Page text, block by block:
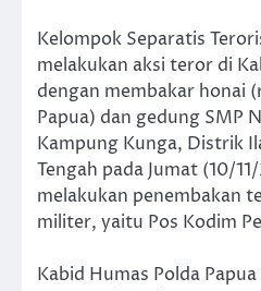
Kelompok Separatis
melakukan aksi teror di
dengan membakar honai
Papua) dan gedung SMP
Kampung Kunga, Distrik
Tengah pada Jumat (10/
melakukan penembakan
militer, yaitu Pos Kodim
Kabid Humas Polda